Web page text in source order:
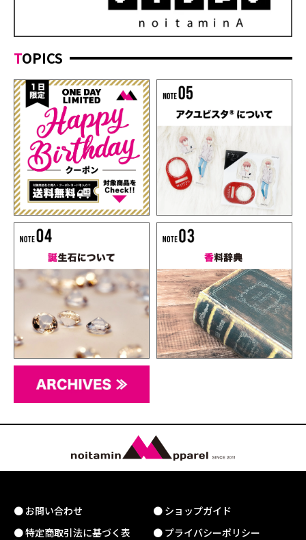
TOPICS
● お問い合わせ
● ショップガイド
● 特定商取引法に基づく表
● プライバシーポリシー